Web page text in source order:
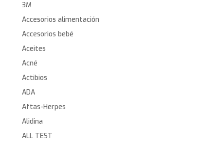
3M
Accesorios alimentación
Accesorios bebé
Aceites
Acné
Actibios
ADA
Aftas-Herpes
Alidina
ALL TEST